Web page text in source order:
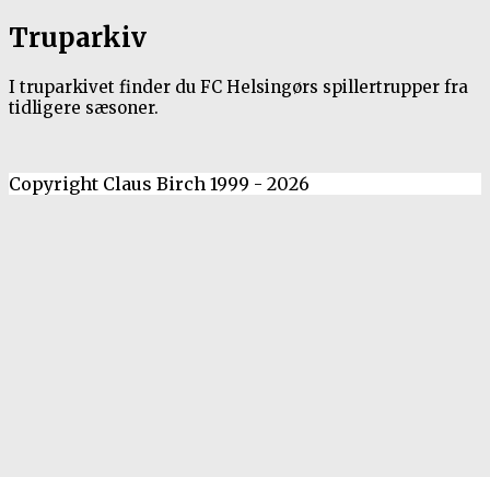
Truparkiv
I truparkivet finder du FC Helsingørs spillertrupper fra
tidligere sæsoner.
Copyright Claus Birch 1999 - 2026